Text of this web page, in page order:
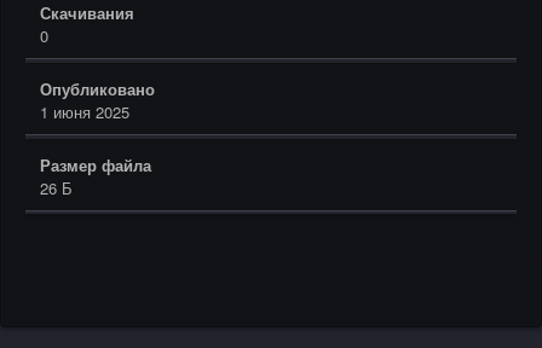
Скачивания
0
Опубликовано
1 июня 2025
Размер файла
26 Б